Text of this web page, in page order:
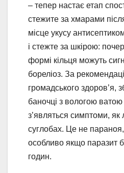
– тепер настає етап
стежите за хмарами
місце укусу
і стежте за шкірою:
формі кільця можуть
бореліоз. За
громадського здоров’я,
баночці з вологою
з’являться симптоми, як
суглобах. Це не
особливо якщо паразит
годин.